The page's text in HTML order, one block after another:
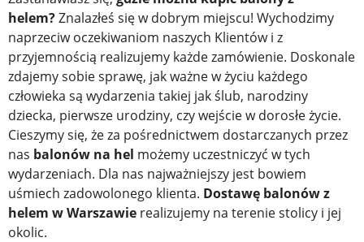
helem?Znalazłeś się w dobrym miejscu! Wychodzimy
naprzeciw oczekiwaniom naszych Klientów i z
przyjemnością realizujemy każde zamówienie. Doskonale
zdajemy sobie sprawę, jak ważne w życiu każdego
człowieka są wydarzenia takiej jak ślub, narodziny
dziecka, pierwsze urodziny, czy wejście w dorosłe życie.
Cieszymy się, że za pośrednictwem dostarczanych przez
nas balonów na hel możemy uczestniczyć w tych
wydarzeniach. Dla nas najważniejszy jest bowiem
uśmiech zadowolonego klienta. Dostawę balonów z
helem w Warszawie realizujemy na terenie stolicy i jej
okolic.